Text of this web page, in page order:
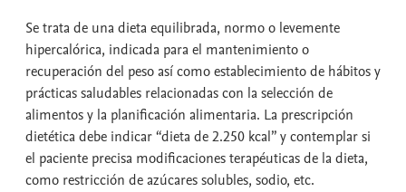
Se trata de una dieta equilibrada, normo o levemente
hipercalórica, indicada para el mantenimiento o
recuperación del peso así como establecimiento de hábitos y
prácticas saludables relacionadas con la selección de
alimentos y la planificación alimentaria. La prescripción
dietética debe indicar “dieta de 2.250 kcal” y contemplar si
el paciente precisa modificaciones terapéuticas de la dieta,
como restricción de azúcares solubles, sodio, etc.